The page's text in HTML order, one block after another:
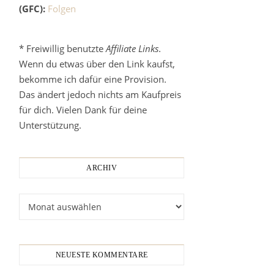
(GFC): Folgen
* Freiwillig benutzteAffiliate Links.
Wenn du etwas über den Link kaufst,
bekomme ich dafür eine Provision.
Das ändert jedoch nichts am Kaufpreis
für dich. Vielen Dank für deine
Unterstützung.
ARCHIV
NEUESTE KOMMENTARE